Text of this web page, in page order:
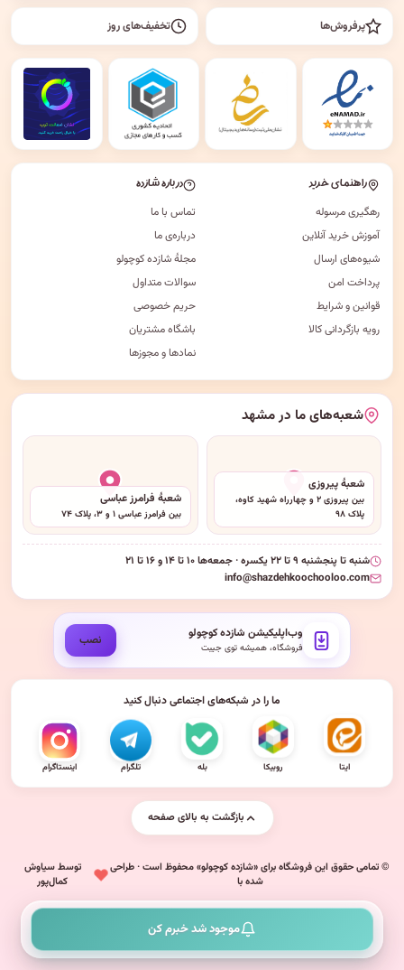
موجود شد خبرم کن
پرفروش‌ها تخفیف‌های روز
راهنمای خرید
رهگیری مرسوله
آموزش خرید آنلاین
شیوه‌های ارسال
پرداخت امن
قوانین و شرایط
رویه بازگردانی کالا
درباره شازده
تماس با ما
درباره‌ی ما
مجلهٔ شازده کوچولو
سوالات متداول
حریم خصوصی
باشگاه مشتریان
نمادها و مجوزها
شعبه‌های ما در مشهد
شعبهٔ پیروزی
بین پیروزی ۲ و چهارراه شهید کاوه،
پلاک ۹۸
شعبهٔ فرامرز عباسی
بین فرامرز عباسی ۱ و ۳، پلاک ۷۴
شنبه تا پنجشنبه ۹ تا ۲۲ یکسره · جمعه‌ها ۱۰ تا ۱۴ و ۱۶ تا ۲۱
info@shazdehkoochooloo.com
وب‌اپلیکیشن شازده کوچولو
فروشگاه، همیشه توی جیبت نصب
ما را در شبکه‌های اجتماعی دنبال کنید
ایتا روبیکا بله تلگرام اینستاگرام
بازگشت به بالای صفحه
© تمامی حقوق این فروشگاه برای «شازده کوچولو» محفوظ است · طراحی
شده با
توسط سیاوش
کمال‌پور